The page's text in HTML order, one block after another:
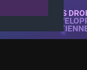
TOUS
IMAGES